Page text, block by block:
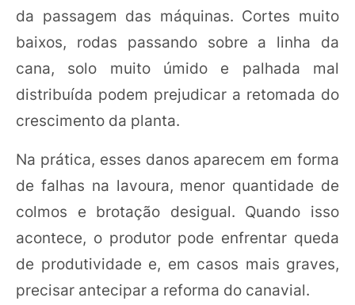
da passagem das máquinas. Cortes muito
baixos, rodas passando sobre a linha da
cana, solo muito úmido e palhada mal
distribuída podem prejudicar a retomada do
crescimento da planta.
Na prática, esses danos aparecem em forma
de falhas na lavoura, menor quantidade de
colmos e brotação desigual. Quando isso
acontece, o produtor pode enfrentar queda
de produtividade e, em casos mais graves,
precisar antecipar a reforma do canavial.